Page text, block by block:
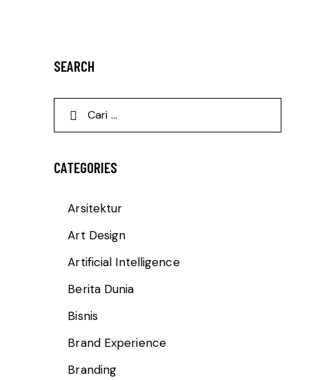
SEARCH
CATEGORIES
Arsitektur
Art Design
Artificial Intelligence
Berita Dunia
Bisnis
Brand Experience
Branding